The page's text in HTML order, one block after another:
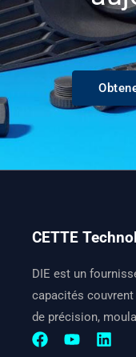
CETTE
DIE est un
capacités
de précision,